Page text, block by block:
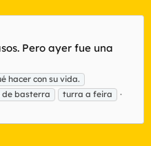
Pero ayer fue una
hacer con su vida.
de basterra turra a feira